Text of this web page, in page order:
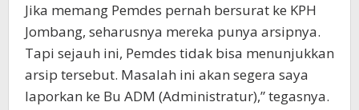
Jika memang Pemdes pernah bersurat ke KPH
Jombang, seharusnya mereka punya arsipnya.
Tapi sejauh ini, Pemdes tidak bisa menunjukkan
arsip tersebut. Masalah ini akan segera saya
laporkan ke Bu ADM (Administratur),” tegasnya.